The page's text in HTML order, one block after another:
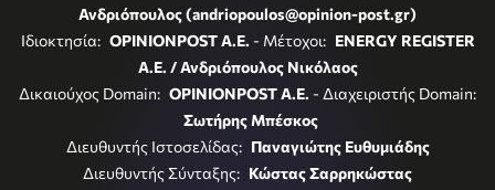
Ανδριόπουλος (andriopoulos@opinion-post.gr)
Ιδιοκτησία: OPINIONPOST A.E. - Μέτοχοι: ENERGY REGISTER
Α.Ε. / Ανδριόπουλος Νικόλαος
Δικαιούχος Domain: OPINIONPOST A.E. - Διαχειριστής Domain:
Σωτήρης Μπέσκος
Διευθυντής Ιστοσελίδας: Παναγιώτης Ευθυμιάδης
Διευθυντής Σύνταξης: Κώστας Σαρρηκώστας